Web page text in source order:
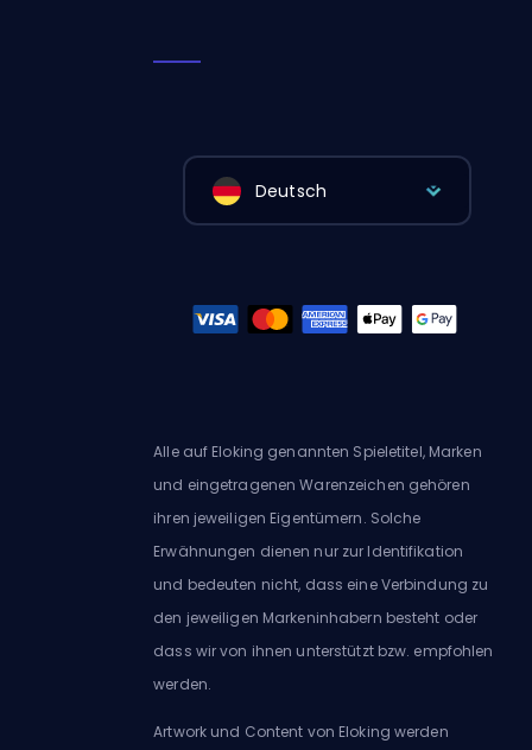
Deutsch
Alle auf Eloking genannten Spieletitel, Marken
und eingetragenen Warenzeichen gehören
ihren jeweiligen Eigentümern. Solche
Erwähnungen dienen nur zur Identifikation
und bedeuten nicht, dass eine Verbindung zu
den jeweiligen Markeninhabern besteht oder
dass wir von ihnen unterstützt bzw. empfohlen
werden.
Artwork und Content von Eloking werden